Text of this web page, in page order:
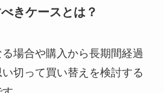
きケースとは？
場合や購入から長期間経過
切って買い替えを検討する